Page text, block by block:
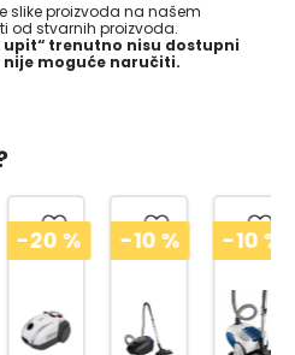
slike proizvoda na našem
od stvarnih proizvoda.
trenutno nisu dostupni
moguće naručiti.
-20% -10% -10%